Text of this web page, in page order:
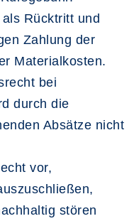
Rücktritt und
Zahlung der
Materialkosten.
bei
durch die
Absätze nicht
vor,
stören